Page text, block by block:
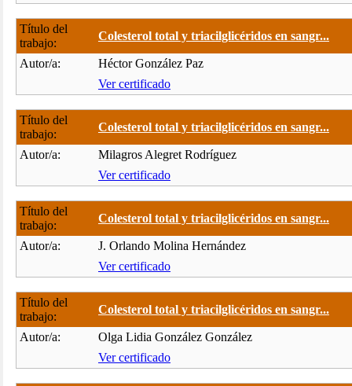
Título del
trabajo:
Colesterol total y triacilglicéridos en sangr...
Autor/a:
Héctor González Paz
Ver certificado
Título del
trabajo:
Colesterol total y triacilglicéridos en sangr...
Autor/a:
Milagros Alegret Rodríguez
Ver certificado
Título del
trabajo:
Colesterol total y triacilglicéridos en sangr...
Autor/a:
J. Orlando Molina Hernández
Ver certificado
Título del
trabajo:
Colesterol total y triacilglicéridos en sangr...
Autor/a:
Olga Lidia González González
Ver certificado